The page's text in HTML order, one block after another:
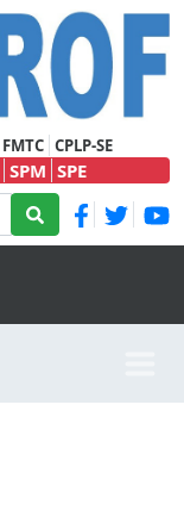
FMTC CPLP-SE
SPM SPE